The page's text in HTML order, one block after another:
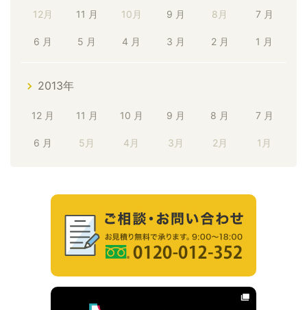
12月 11 月 10月 9 月 8月 7 月
6 月 5 月 4 月 3 月 2 月 1 月
2013年
12 月 11 月 10 月 9 月 8 月 7 月
6 月 5月 4月 3月 2月 1月